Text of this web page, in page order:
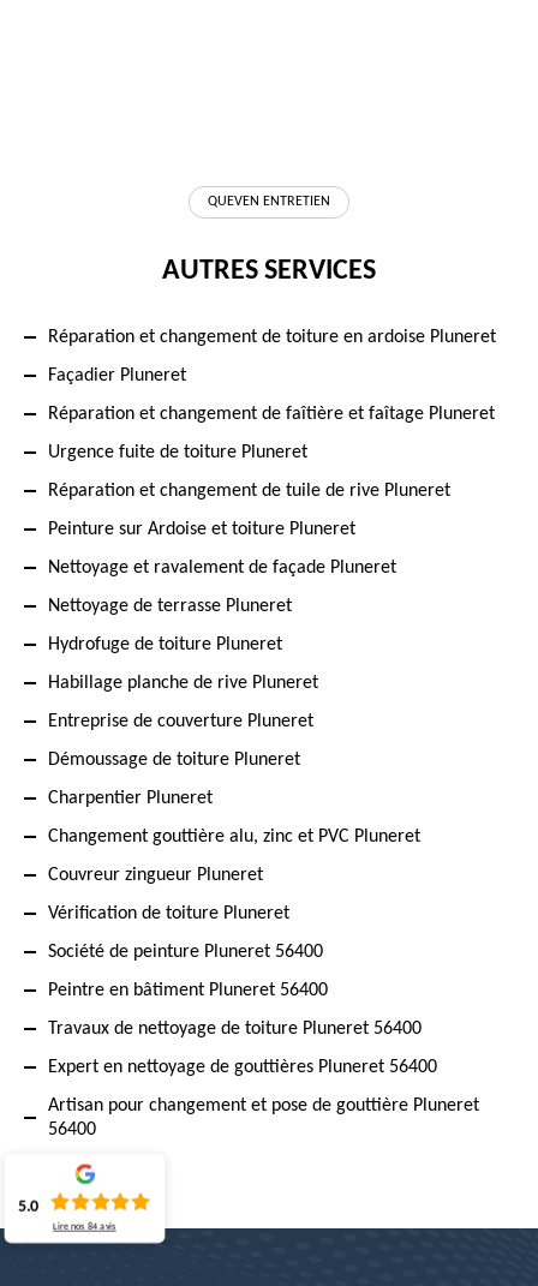
QUEVEN ENTRETIEN
AUTRES SERVICES
Réparation et changement de toiture en ardoise Pluneret
Façadier Pluneret
Réparation et changement de faîtière et faîtage Pluneret
Urgence fuite de toiture Pluneret
Réparation et changement de tuile de rive Pluneret
Peinture sur Ardoise et toiture Pluneret
Nettoyage et ravalement de façade Pluneret
Nettoyage de terrasse Pluneret
Hydrofuge de toiture Pluneret
Habillage planche de rive Pluneret
Entreprise de couverture Pluneret
Démoussage de toiture Pluneret
Charpentier Pluneret
Changement gouttière alu, zinc et PVC Pluneret
Couvreur zingueur Pluneret
Vérification de toiture Pluneret
Société de peinture Pluneret 56400
Peintre en bâtiment Pluneret 56400
Travaux de nettoyage de toiture Pluneret 56400
Expert en nettoyage de gouttières Pluneret 56400
Artisan pour changement et pose de gouttière Pluneret
56400
5.0
Lire nos84 avis